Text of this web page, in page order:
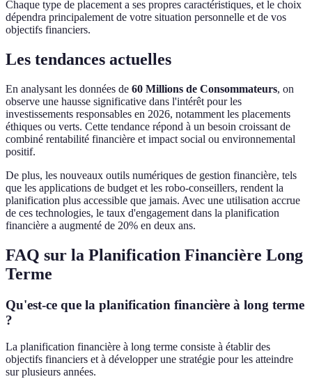
Chaque type de placement a ses propres caractéristiques, et le choix
dépendra principalement de votre situation personnelle et de vos
objectifs financiers.
Les tendances actuelles
En analysant les données de 60 Millions de Consommateurs, on
observe une hausse significative dans l'intérêt pour les
investissements responsables en 2026, notamment les placements
éthiques ou verts. Cette tendance répond à un besoin croissant de
combiné rentabilité financière et impact social ou environnemental
positif.
De plus, les nouveaux outils numériques de gestion financière, tels
que les applications de budget et les robo-conseillers, rendent la
planification plus accessible que jamais. Avec une utilisation accrue
de ces technologies, le taux d'engagement dans la planification
financière a augmenté de 20% en deux ans.
FAQ sur la Planification Financière Long
Terme
Qu'est-ce que la planification financière à long terme
?
La planification financière à long terme consiste à établir des
objectifs financiers et à développer une stratégie pour les atteindre
sur plusieurs années.